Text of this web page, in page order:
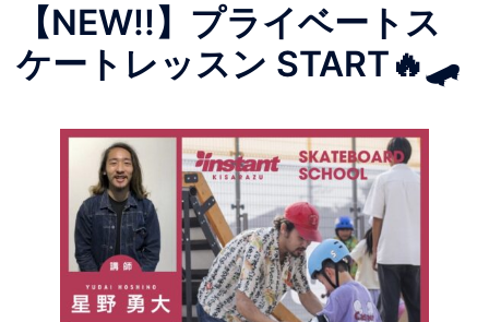
ー
【NEW!!】プライベートス
ケートレッスン START🔥🛹